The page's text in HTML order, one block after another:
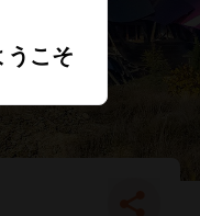
こそ